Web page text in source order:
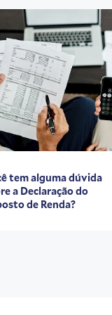
tem alguma dúvida
a Declaração do
de Renda?